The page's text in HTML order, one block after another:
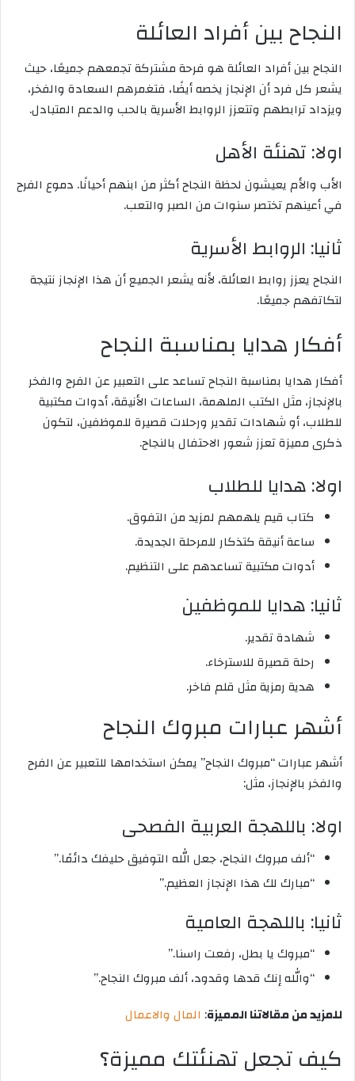
النجاح بين أفراد العائلة
النجاح بين أفراد العائلة هو فرحة مشتركة تجمعهم جميعًا، حيث
يشعر كل فرد أن الإنجاز يخصه أيضًا، فتغمرهم السعادة والفخر،
ويزداد ترابطهم وتتعزز الروابط الأسرية بالحب والدعم المتبادل.
اولا: تهنئة الأهل
الأب والأم يعيشون لحظة النجاح أكثر من ابنهم أحيانًا. دموع الفرح
في أعينهم تختصر سنوات من الصبر والتعب.
ثانيا: الروابط الأسرية
النجاح يعزز روابط العائلة، لأنه يشعر الجميع أن هذا الإنجاز نتيجة
لتكاتفهم جميعًا.
أفكار هدايا بمناسبة النجاح
أفكار هدايا بمناسبة النجاح تساعد على التعبير عن الفرح والفخر
بالإنجاز، مثل الكتب الملهمة، الساعات الأنيقة، أدوات مكتبية
للطلاب، أو شهادات تقدير ورحلات قصيرة للموظفين، لتكون
ذكرى مميزة تعزز شعور الاحتفال بالنجاح.
اولا: هدايا للطلاب
كتاب قيم يلهمهم لمزيد من التفوق.
ساعة أنيقة كتذكار للمرحلة الجديدة.
أدوات مكتبية تساعدهم على التنظيم.
ثانيا: هدايا للموظفين
شهادة تقدير.
رحلة قصيرة للاسترخاء.
هدية رمزية مثل قلم فاخر.
أشهر عبارات مبروك النجاح
أشهر عبارات “مبروك النجاح” يمكن استخدامها للتعبير عن الفرح
والفخر بالإنجاز، مثل:
اولا: باللهجة العربية الفصحى
“ألف مبروك النجاح، جعل الله التوفيق حليفك دائمًا.”
“مبارك لك هذا الإنجاز العظيم.”
ثانيا: باللهجة العامية
“مبروك يا بطل، رفعت راسنا.”
“والله إنك قدها وقدود، ألف مبروك النجاح.”
للمزيد من مقالاتنا المميزة: المال والاعمال
كيف تجعل تهنئتك مميزة؟